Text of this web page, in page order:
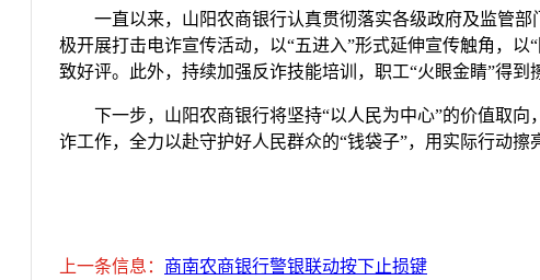
一直以来，山阳农商银行认真贯彻落实各级政府及监管
极开展打击电诈宣传活动，以“五进入”形式延伸宣传触角，
致好评。此外，持续加强反诈技能培训，职工“火眼金睛”得
下一步，山阳农商银行将坚持“以人民为中心”的价值取
诈工作，全力以赴守护好人民群众的“钱袋子”，用实际行动擦
上一条信息： 商南农商银行警银联动按下止损键